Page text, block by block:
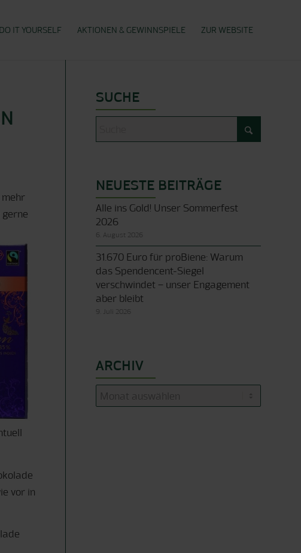
DO IT YOURSELF AKTIONEN & GEWINNSPIELE ZUR WEBSITE
vor in
SUCHE
NEUESTE BEITRÄGE
Alle ins Gold! Unser Sommerfest
2026
6. August 2026
31.670 Euro für proBiene: Warum
das Spendencent-Siegel
verschwindet – unser Engagement
aber bleibt
9. Juli 2026
ARCHIV